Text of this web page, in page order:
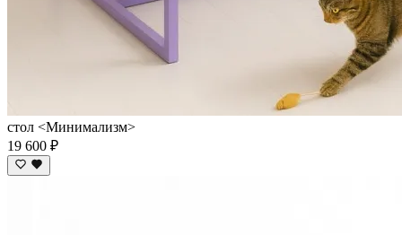
стол <Минимализм>
19 600 ₽